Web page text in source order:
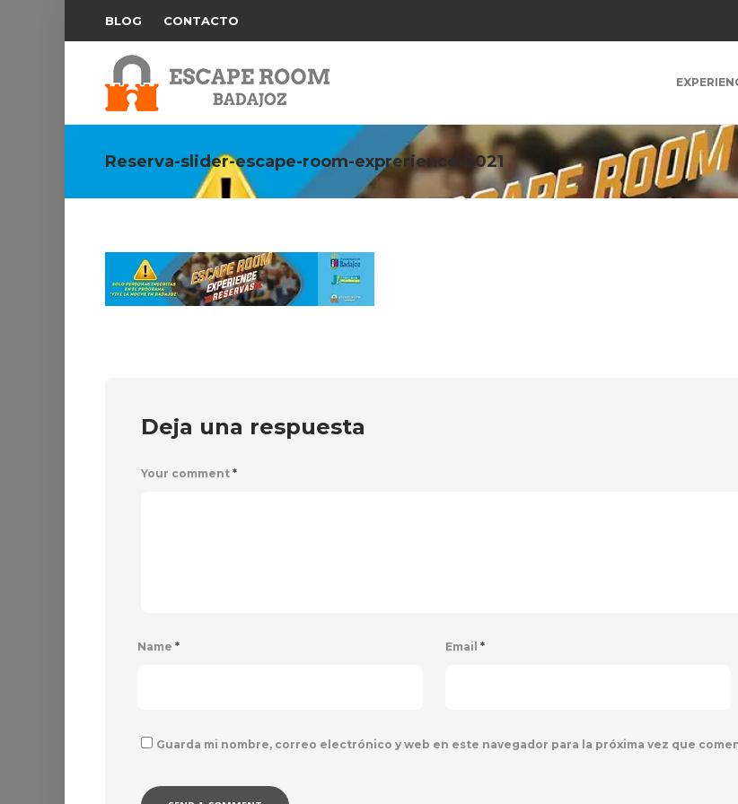
BLOG CONTACTO
Reserva-slider-escape-room-exprerience-2021
Deja una respuesta
Your comment *
Name * Email *
Guarda mi nombre, correo electrónico y web en este navegador para la próxima vez que